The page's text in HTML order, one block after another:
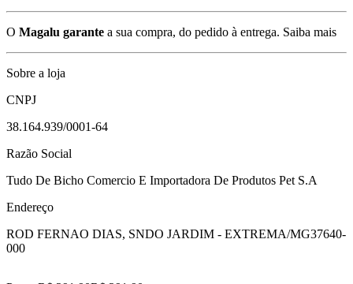
O Magalu garante a sua compra, do pedido à entrega. Saiba mais
Sobre a loja
CNPJ
38.164.939/0001-64
Razão Social
Tudo De Bicho Comercio E Importadora De Produtos Pet S.A
Endereço
ROD FERNAO DIAS, SNDO JARDIM - EXTREMA/MG37640-
000